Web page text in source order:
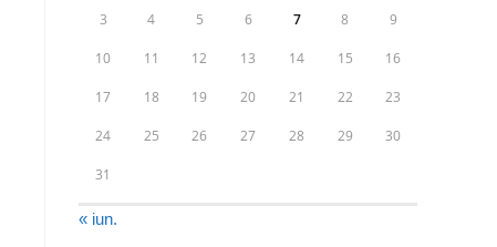
3 4 5 6 7 8 9
10 11 12 13 14 15 16
17 18 19 20 21 22 23
24 25 26 27 28 29 30
31
« iun.